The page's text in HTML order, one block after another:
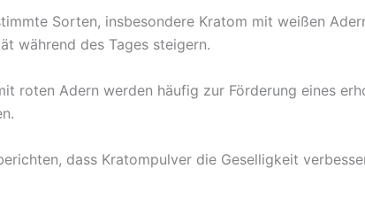
Sorten, insbesondere Kratom mit weißen
während des Tages steigern.
roten Adern werden häufig zur Förderung eines
dass Kratompulver die Geselligkeit